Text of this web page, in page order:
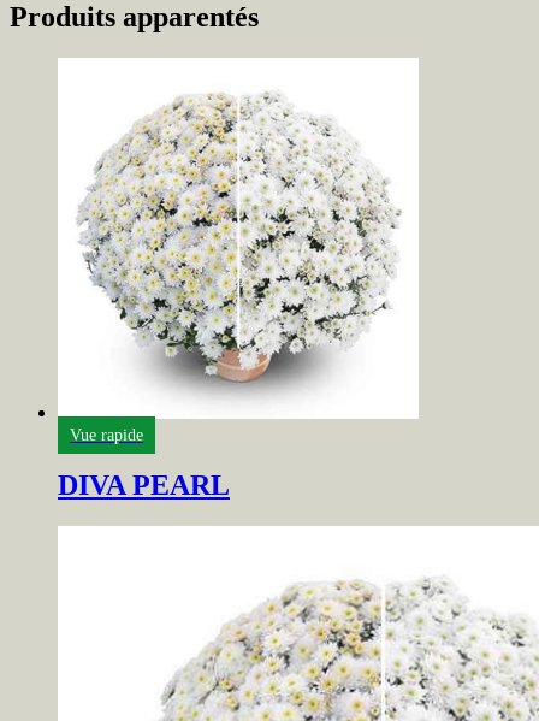
Produits apparentés
Vue rapide
DIVA PEARL